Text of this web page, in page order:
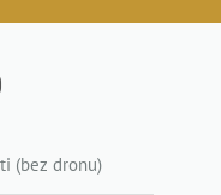
(bez dronu)